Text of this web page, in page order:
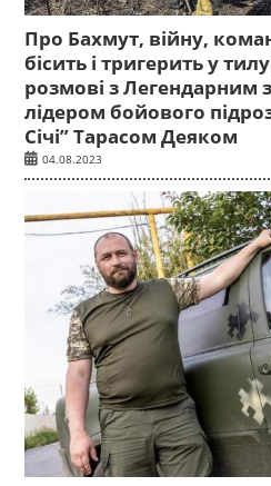
Про Бахмут, війну,
бісить і тригерить у
розмові з Легендарним
лідером бойового
Січі” Тарасом Деяком
04.08.2023